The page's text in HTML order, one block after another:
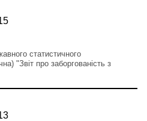
статистичного
"Звіт про заборгованість з